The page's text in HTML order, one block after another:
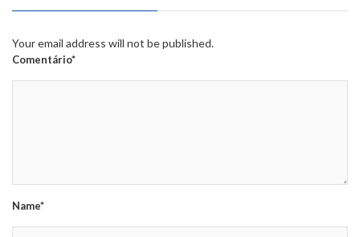
Your email address will not be published.
Comentário*
Name*